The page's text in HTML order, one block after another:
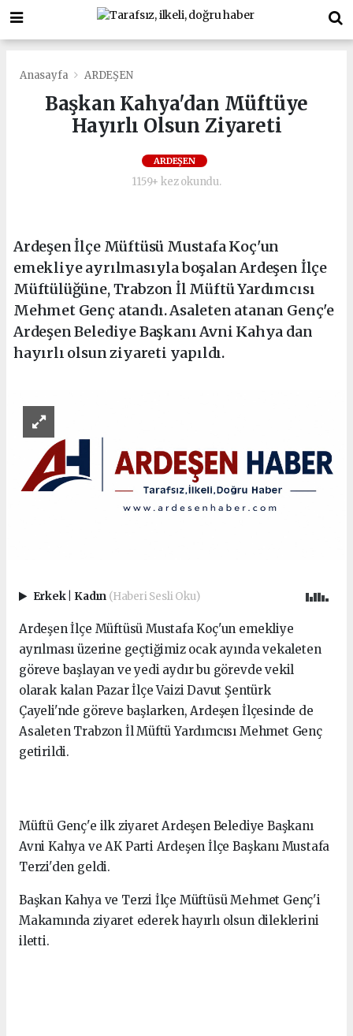
Anasayfa ARDEŞEN
Başkan Kahya'dan Müftüye
Hayırlı Olsun Ziyareti
ARDEŞEN
1159+ kez okundu.
Ardeşen İlçe Müftüsü Mustafa Koç'un
emekliye ayrılmasıyla boşalan Ardeşen İlçe
Müftülüğüne, Trabzon İl Müftü Yardımcısı
Mehmet Genç atandı. Asaleten atanan Genç'e
Ardeşen Belediye Başkanı Avni Kahya dan
hayırlı olsun ziyareti yapıldı.
Erkek Kadın (Haberi Sesli Oku)
Ardeşen İlçe Müftüsü Mustafa Koç'un emekliye
ayrılması üzerine geçtiğimiz ocak ayında vekaleten
göreve başlayan ve yedi aydır bu görevde vekil
olarak kalan Pazar İlçe Vaizi Davut Şentürk
Çayeli'nde göreve başlarken, Ardeşen İlçesinde de
Asaleten Trabzon İl Müftü Yardımcısı Mehmet Genç
getirildi.
Müftü Genç'e ilk ziyaret Ardeşen Belediye Başkanı
Avni Kahya ve AK Parti Ardeşen İlçe Başkanı Mustafa
Terzi'den geldi.
Başkan Kahya ve Terzi İlçe Müftüsü Mehmet Genç'i
Makamında ziyaret ederek hayırlı olsun dileklerini
iletti.